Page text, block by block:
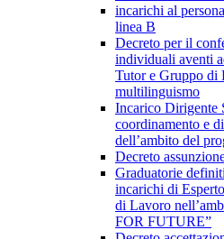
incarichi al
linea B
Decreto per il
individuali aventi
Tutor e Gruppo di
multilinguismo
Incarico Dirigente
coordinamento e
dell’ambito del
Decreto
Graduatorie
incarichi di
di Lavoro
FOR FUTURE”